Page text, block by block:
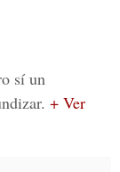
sí un
+ Ver